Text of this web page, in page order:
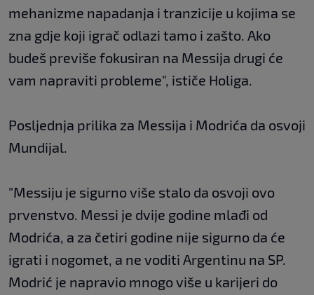
mehanizme napadanja i tranzicije u kojima se
zna gdje koji igrač odlazi tamo i zašto. Ako
budeš previše fokusiran na Messija drugi će
vam napraviti probleme", ističe Holiga.
Posljednja prilika za Messija i Modrića da osvoji
Mundijal.
"Messiju je sigurno više stalo da osvoji ovo
prvenstvo. Messi je dvije godine mlađi od
Modrića, a za četiri godine nije sigurno da će
igrati i nogomet, a ne voditi Argentinu na SP.
Modrić je napravio mnogo više u karijeri do